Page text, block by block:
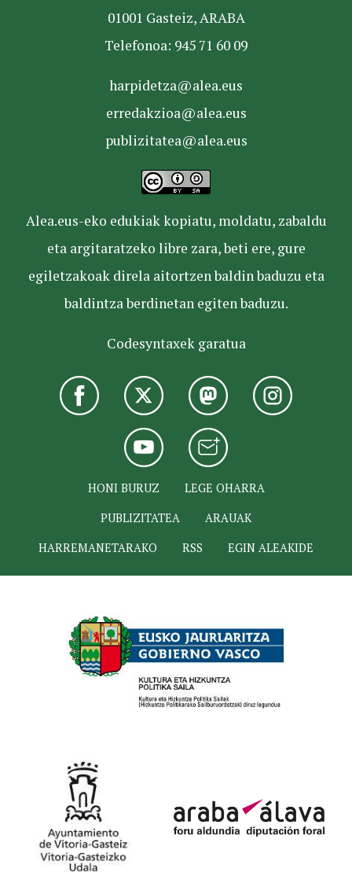
01001 Gasteiz, ARABA
Telefonoa: 945 71 60 09
harpidetza@alea.eus
erredakzioa@alea.eus
publizitatea@alea.eus
Alea.eus-eko edukiak kopiatu, moldatu, zabaldu
eta argitaratzeko libre zara, beti ere, gure
egiletzakoak direla aitortzen baldin baduzu eta
baldintza berdinetan egiten baduzu.
Codesyntaxek garatua
HONI BURUZ
LEGE OHARRA
PUBLIZITATEA
ARAUAK
HARREMANETARAKO
RSS EGIN ALEAKIDE